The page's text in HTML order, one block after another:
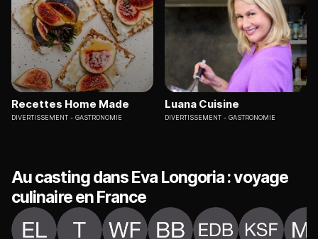
Recettes Home Made
DIVERTISSEMENT GASTRONOMIE
Luana Cuisine
DIVERTISSEMENT GASTRONOMIE
Au casting dans Eva Longoria : voyage
culinaire en France